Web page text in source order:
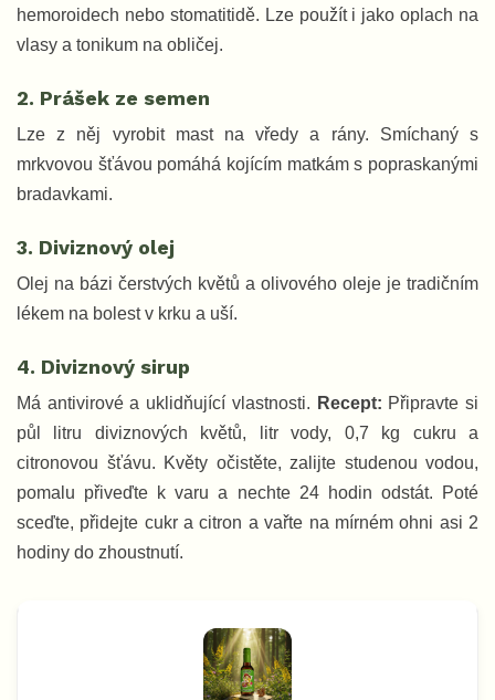
hemoroidech nebo stomatitidě. Lze použít i jako oplach na
vlasy a tonikum na obličej.
2. Prášek ze semen
Lze z něj vyrobit mast na vředy a rány. Smíchaný s
mrkvovou šťávou pomáhá kojícím matkám s popraskanými
bradavkami.
3. Diviznový olej
Olej na bázi čerstvých květů a olivového oleje je tradičním
lékem na bolest v krku a uší.
4. Diviznový sirup
Má antivirové a uklidňující vlastnosti. Recept: Připravte si
půl litru diviznových květů, litr vody, 0,7 kg cukru a
citronovou šťávu. Květy očistěte, zalijte studenou vodou,
pomalu přiveďte k varu a nechte 24 hodin odstát. Poté
sceďte, přidejte cukr a citron a vařte na mírném ohni asi 2
hodiny do zhoustnutí.